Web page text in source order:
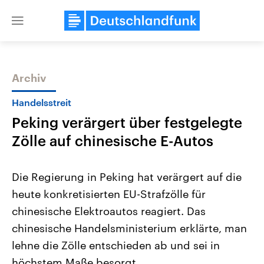
Close
Themen
Landtagswahl Sachsen-Anhalt
2026
Alle Informationen
Sachsen-Anhalt wählt am 6.
September 2026 einen neuen
Landtag. Seit 2021 wird das
Bundesland von einer Koalition aus
USA
Aktuelle Beiträge,
Hintergründe
Wirtschaftlich und
gehören die Vereinigten
den mächtigsten Ländern
Archiv
Handelsstreit
Peking verärgert über festgelegte
Zölle auf chinesische E-Autos
Die Regierung in Peking hat verärgert auf die
heute konkretisierten EU-Strafzölle für
chinesische Elektroautos reagiert. Das
chinesische Handelsministerium erklärte, man
lehne die Zölle entschieden ab und sei in